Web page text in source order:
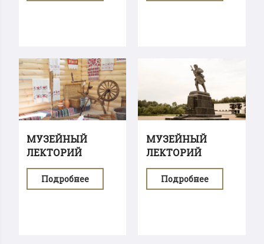
МУЗЕЙНЫЙ
ЛЕКТОРИЙ
«ИСТОРИЯ...
Подробнее
МУЗЕЙНЫЙ
ЛЕКТОРИЙ
«ЕВГЕНИЙ
ВУЧЕТИЧ –...
Подробнее